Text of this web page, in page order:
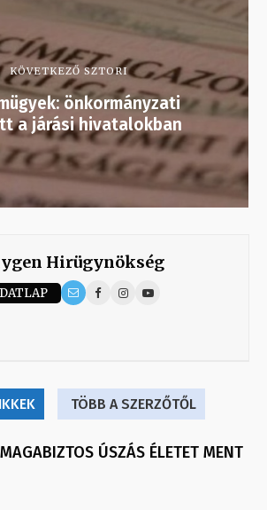
KÖVETKEZŐ SZTORI
önkormányzati
a járási hivatalokban
Hirügynökség
TÖBB A SZERZŐTŐL
ÚSZÁS ÉLETET MENT